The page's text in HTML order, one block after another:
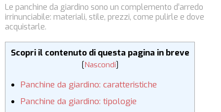
Le panchine da giardino sono un complemento d’arredo
irrinunciabile: materiali, stile, prezzi, come pulirle e dove
acquistarle.
Scopri il contenuto di questa pagina in breve
[Nascondi]
Panchine da giardino: caratteristiche
Panchine da giardino: tipologie